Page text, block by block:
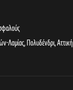
Λαμίας, Πολυδένδρι,Αττική